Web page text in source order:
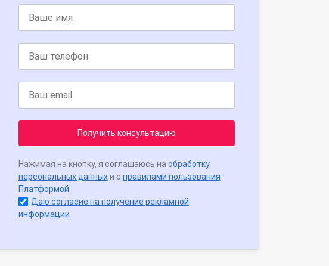
Получить консультацию
Нажимая на кнопку, я соглашаюсь на обработку
персональных данныхи с правилами пользования
Платформой
Даю согласие на получение рекламной
информации